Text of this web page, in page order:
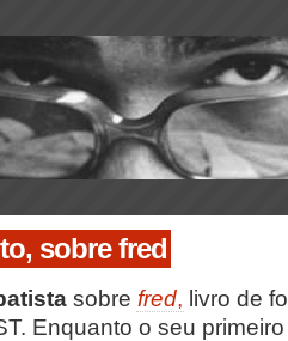
sobre fred
sobre fred, livro de
Enquanto o seu